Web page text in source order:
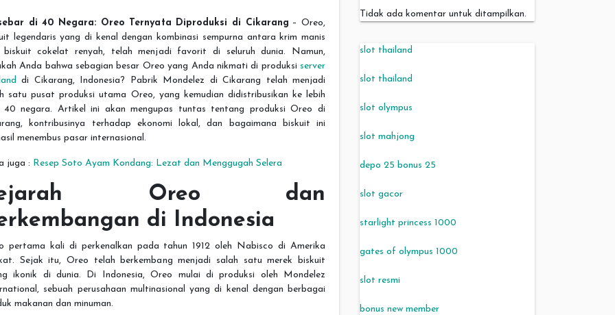
di 40 Negara: Oreo Ternyata Diproduksi di Cikarang – Oreo,
legendaris yang di kenal dengan kombinasi sempurna antara krim manis
biskuit cokelat renyah, telah menjadi favorit di seluruh dunia. Namun,
Anda bahwa sebagian besar Oreo yang Anda nikmati di produksi server
di Cikarang, Indonesia? Pabrik Mondelez di Cikarang telah menjadi
satu pusat produksi utama Oreo, yang kemudian didistribusikan ke lebih
40 negara. Artikel ini akan mengupas tuntas tentang produksi Oreo di
kontribusinya terhadap ekonomi lokal, dan bagaimana biskuit ini
menembus pasar internasional.
juga : Resep Soto Ayam Kondang: Lezat dan Menggugah Selera
Oreo dan
di Indonesia
pertama kali di perkenalkan pada tahun 1912 oleh Nabisco di Amerika
Sejak itu, Oreo telah berkembang menjadi salah satu merek biskuit
ikonik di dunia. Di Indonesia, Oreo mulai di produksi oleh Mondelez
sebuah perusahaan multinasional yang di kenal dengan berbagai
makanan dan minuman.
Tidak ada komentar untuk ditampilkan.
slot thailand
slot thailand
slot olympus
slot mahjong
depo 25 bonus 25
slot gacor
starlight princess 1000
gates of olympus 1000
slot resmi
bonus new member